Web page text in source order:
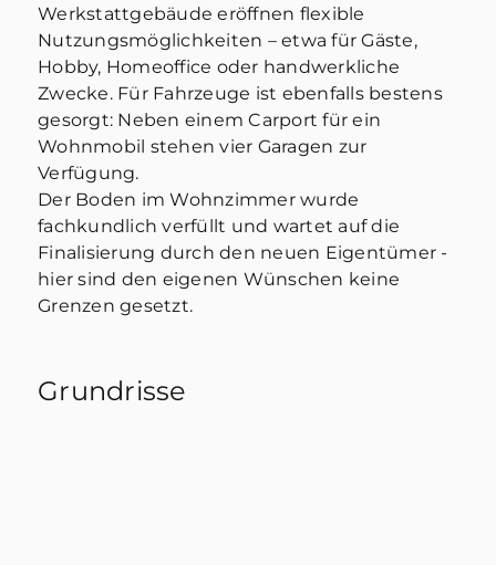
Werkstattgebäude eröffnen flexible
Nutzungsmöglichkeiten – etwa für Gäste,
Hobby, Homeoffice oder handwerkliche
Zwecke. Für Fahrzeuge ist ebenfalls bestens
gesorgt: Neben einem Carport für ein
Wohnmobil stehen vier Garagen zur
Verfügung.
Der Boden im Wohnzimmer wurde
fachkundlich verfüllt und wartet auf die
Finalisierung durch den neuen Eigentümer -
hier sind den eigenen Wünschen keine
Grenzen gesetzt.
Grundrisse